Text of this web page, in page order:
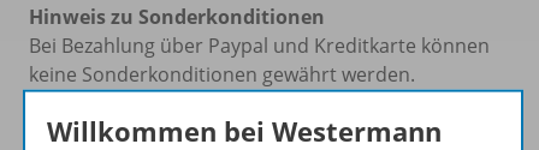
Hinweis zu Sonderkonditionen
Bei Bezahlung über Paypal und Kreditkarte können
keine Sonderkonditionen gewährt werden.
Um den für Sie gültigen Preis zu sehen,melden Sie
Willkommen bei Westermann